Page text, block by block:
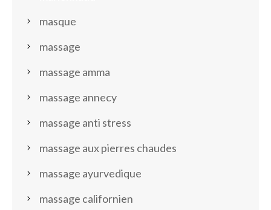
masque
massage
massage amma
massage annecy
massage anti stress
massage aux pierres chaudes
massage ayurvedique
massage californien